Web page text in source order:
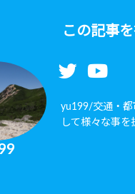
この記事
yu199/交通・都
して様々な事を